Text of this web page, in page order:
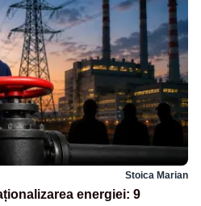
Stoica Marian
energiei: 9